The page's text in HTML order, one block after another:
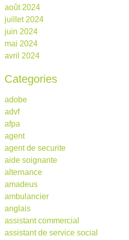
août 2024
juillet 2024
juin 2024
mai 2024
avril 2024
Categories
adobe
advf
afpa
agent
agent de securite
aide soignante
alternance
amadeus
ambulancier
anglais
assistant commercial
assistant de service social